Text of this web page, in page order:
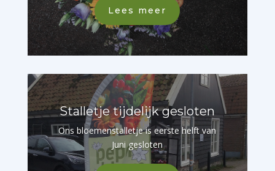
Lees meer
Stalletje tijdelijk gesloten
Ons bloemenstalletje is eerste helft van
Juni gesloten